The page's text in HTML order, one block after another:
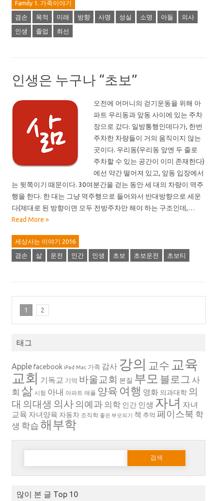
Family 1. 가족이야기
겸손 목적 미래 방향 사명 성실 소명 아들 의사
인생 졸업 최선
인생은 누구나 “초보”
오전에 어머니의 걷기운동을 위해 아
파트 우리동과 앞동 사이에 있는 주차
장으로 갔다. 일방통행인데다가, 한번
주차한 차량들이 거의 움직이지 않는
곳이다. 우리동(우리동 앞엔 두 줄로
주차할 수 있는 공간이 이미 존재한다)
에선 약간 떨어져 있고, 앞동 입장에서
는 뒷쪽이기 때문이다. 30여분간을 걷는 동안 세 대의 차량이 역주
행을 한다. 한 대는 그냥 역주행으로 들어와서 반대방향으로 세운
다(제대로 된 방향이면 모두 전방주차만 해야 하는 구조인데,…
Read More »
세상사는 이야기 2016
겸손 삶 운전 인간 인생 초보 초보운전 초보티
1 2
태그
Applefacebook iPad Mac 가족 감사 강의 교수 교육
교회 기독교 기억 바울교회 본질 부모 블로그 사
회 삶 시험 아내 아파트 애플 양육 여행 영화 의과대학 의
대 의대생 의사의예과 의학 인간 인생 자녀 자녀
교육 자녀양육 자동차 조직학 좋은 부모되기 책 추억 페이스북 학
생 학습 해부학
다음 검색:
많이 본 글 Top 10